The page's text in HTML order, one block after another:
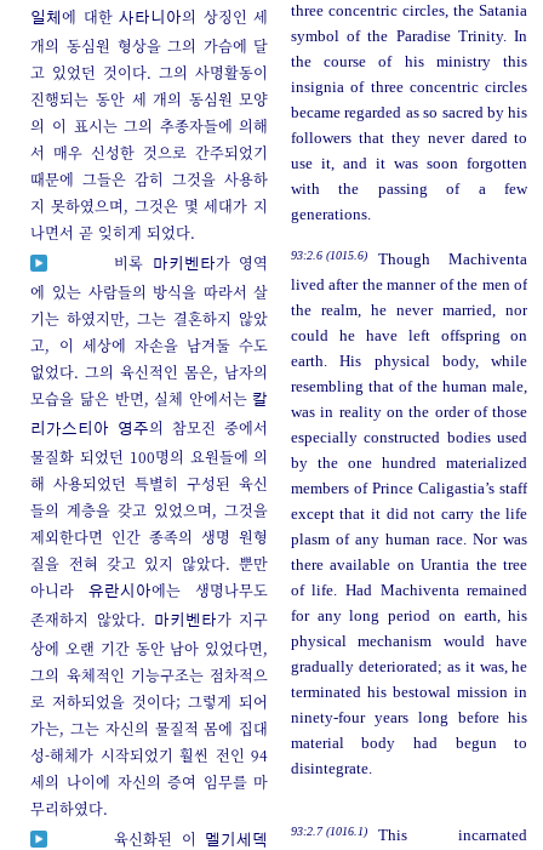
일체에 대한사타니아의 상징인 세
개의 동심원 형상을 그의 가슴에 달
고 있었던 것이다. 그의 사명활동이
진행되는 동안 세 개의 동심원 모양
의 이 표시는 그의 추종자들에 의해
서 매우 신성한 것으로 간주되었기
때문에 그들은 감히 그것을 사용하
지 못하였으며, 그것은 몇 세대가 지
나면서 곧 잊히게 되었다.
three concentric circles, the Satania
symbol of the Paradise Trinity. In
the course of his ministry this
insignia of three concentric circles
became regarded as so sacred by his
followers that they never dared to
use it, and it was soon forgotten
with the passing of a few
generations.
비록 마키벤타가 영역
에 있는 사람들의 방식을 따라서 살
기는 하였지만, 그는 결혼하지 않았
고, 이 세상에 자손을 남겨둘 수도
없었다. 그의 육신적인 몸은, 남자의
모습을 닮은 반면, 실체 안에서는 칼
리가스티아
영주의 참모진 중에서
물질화 되었던 100명의 요원들에 의
해 사용되었던 특별히 구성된 육신
들의 계층을 갖고 있었으며, 그것을
제외한다면 인간 종족의 생명 원형
질을 전혀 갖고 있지 않았다. 뿐만
아니라유란시아에는 생명나무도
존재하지 않았다.
마키벤타가 지구
상에 오랜 기간 동안 남아 있었다면,
그의 육체적인 기능구조는 점차적으
로 저하되었을 것이다; 그렇게 되어
가는, 그는 자신의 물질적 몸에 집대
성-해체가 시작되었기 훨씬 전인 94
세의 나이에 자신의 증여 임무를 마
무리하였다.
93:2.6 (1015.6)
Though Machiventa
lived after the manner of the men of
the realm, he never married, nor
could he have left offspring on
earth. His physical body, while
resembling that of the human male,
was in reality on the order of those
especially constructed bodies used
by the one hundred materialized
members of Prince Caligastia’s staff
except that it did not carry the life
plasm of any human race. Nor was
there available on Urantia the tree
of life. Had Machiventa remained
for any long period on earth, his
physical mechanism would have
gradually deteriorated; as it was, he
terminated his bestowal mission in
ninety-four years long before his
material body had begun to
disintegrate.
육신화된 이 멜기세덱
93:2.7 (1016.1)
This incarnated